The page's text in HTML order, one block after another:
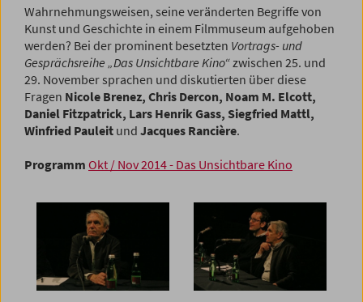
Wahrnehmungsweisen, seine veränderten Begriffe von
Kunst und Geschichte in einem Filmmuseum aufgehoben
werden? Bei der prominent besetzten Vortrags- und
Gesprächsreihe „Das Unsichtbare Kino“zwischen 25. und
29. November sprachen und diskutierten über diese
Fragen Nicole Brenez, Chris Dercon, Noam M. Elcott,
Daniel Fitzpatrick, Lars Henrik Gass, Siegfried Mattl,
Winfried Pauleit und Jacques Rancière.
Programm Okt / Nov 2014 - Das Unsichtbare Kino